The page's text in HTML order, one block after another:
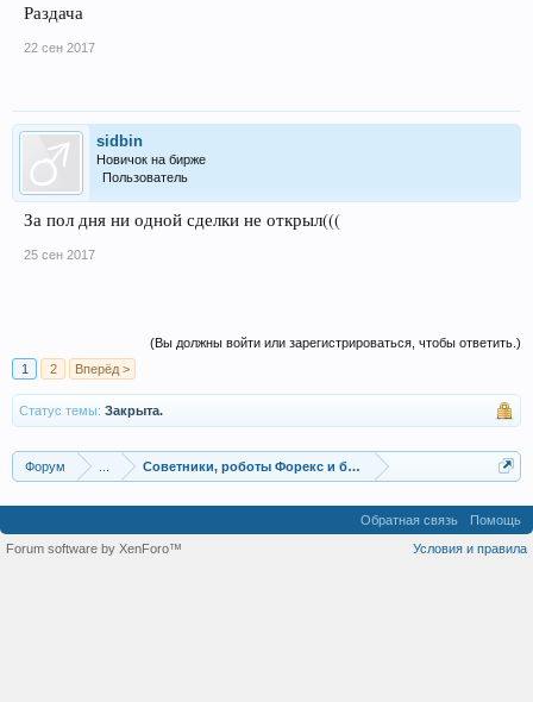
Раздача
22 сен 2017
sidbin
Новичок на бирже
Пользователь
За пол дня ни одной сделки не открыл(((
25 сен 2017
(Вы должны войти или зарегистрироваться, чтобы ответить.)
1
2 Вперёд >
Статус темы: Закрыта.
Форум ... Советники, роботы Форекс и бинарных опционов
Обратная связь
Помощь
Условия и правила
Forum software by XenForo™